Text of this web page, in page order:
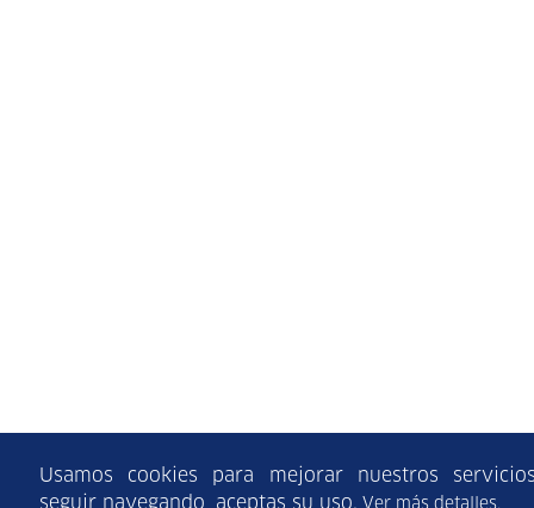
Usamos cookies para mejorar nuestros
seguir navegando, aceptas su uso. Ver más detalles.